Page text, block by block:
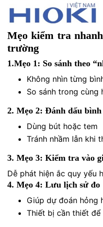
Mẹo kiểm tra
trường
1.Mẹo 1: So sánh theo
Không nhìn từng
So sánh trong cùng
2. Mẹo 2: Đánh dấu bình
Dùng bút hoặc tem
Tránh nhầm lẫn khi
3. Mẹo 3: Kiểm tra vào
Dễ phát hiện ắc quy yếu
4. Mẹo 4: Lưu lịch sử đo
Giúp dự đoán hỏng
Thiết bị cần thiết để